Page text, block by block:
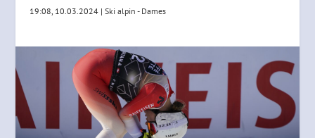
19:08, 10.03.2024 |Ski alpin - Dames